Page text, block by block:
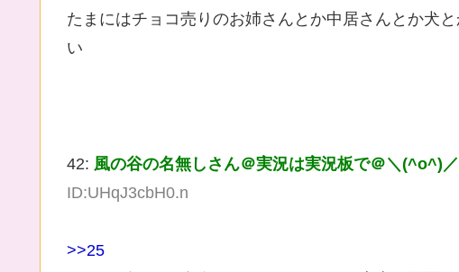
たまにはチョコ売りのお姉さんとか中居さんとか犬
い
42: 風の谷の名無しさん＠実況は実況板で＠＼(^o^)／
ID:UHqJ3cbH0.n
>>25